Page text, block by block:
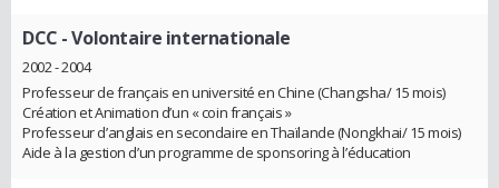
DCC - Volontaire internationale
2002 - 2004
Professeur de français en université en Chine (Changsha/ 15 mois)
Création et Animation d’un « coin français »
Professeur d’anglais en secondaire en Thaïlande (Nongkhai/ 15 mois)
Aide à la gestion d’un programme de sponsoring à l’éducation